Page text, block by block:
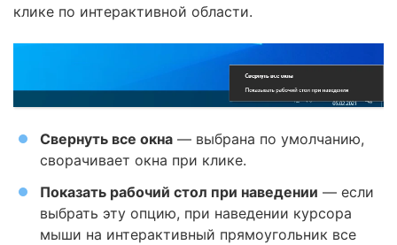
клике по интерактивной области.
Свернуть все окна — выбрана по умолчанию,
сворачивает окна при клике.
Показать рабочий стол при наведении — если
выбрать эту опцию, при наведении курсора
мыши на интерактивный прямоугольник все